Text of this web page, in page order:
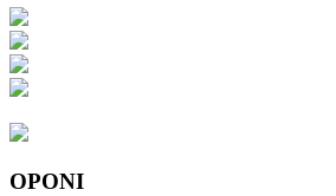
OPONI